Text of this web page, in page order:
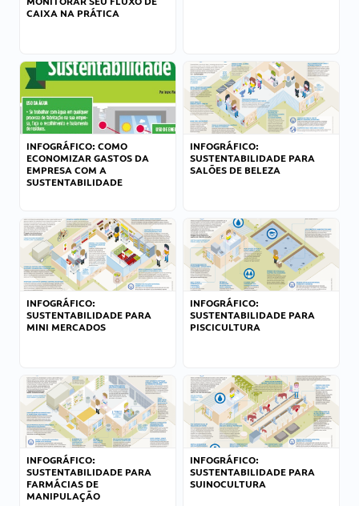
CAIXA NA PRÁTICA
INFOGRÁFICO: COMO
ECONOMIZAR GASTOS DA
EMPRESA COM A
SUSTENTABILIDADE
INFOGRÁFICO:
SUSTENTABILIDADE PARA
SALÕES DE BELEZA
INFOGRÁFICO:
SUSTENTABILIDADE PARA
MINI MERCADOS
INFOGRÁFICO:
SUSTENTABILIDADE PARA
PISCICULTURA
INFOGRÁFICO:
SUSTENTABILIDADE PARA
FARMÁCIAS DE
MANIPULAÇÃO
INFOGRÁFICO:
SUSTENTABILIDADE PARA
SUINOCULTURA